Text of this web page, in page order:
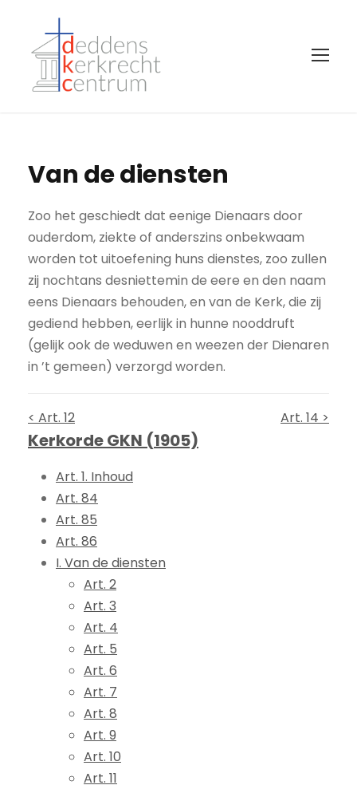
Van de diensten
Zoo het geschiedt dat eenige Dienaars door
ouderdom, ziekte of anderszins onbekwaam
worden tot uitoefening huns dienstes, zoo zullen
zij nochtans desniettemin de eere en den naam
eens Dienaars behouden, en van de Kerk, die zij
gediend hebben, eerlijk in hunne nooddruft
(gelijk ook de weduwen en weezen der Dienaren
in ’t gemeen) verzorgd worden.
< Art. 12 Art. 14 >
Kerkorde GKN (1905)
Art. 1. Inhoud
Art. 84
Art. 85
Art. 86
I. Van de diensten
Art. 2
Art. 3
Art. 4
Art. 5
Art. 6
Art. 7
Art. 8
Art. 9
Art. 10
Art. 11